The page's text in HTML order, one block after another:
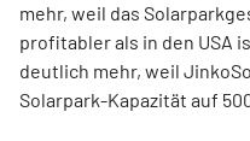
mehr, weil das
profitabler als in den USA
deutlich mehr, weil
Solarpark-Kapazität auf